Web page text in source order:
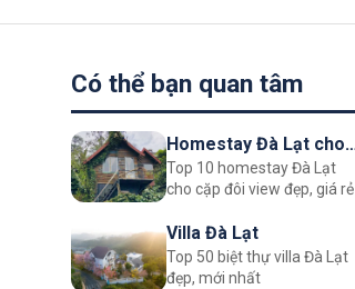
Có thể bạn quan tâm
Homestay Đà Lạt cho
cặp đôi
Top 10 homestay Đà Lạt
cho cặp đôi view đẹp, giá rẻ
Villa Đà Lạt
Top 50 biệt thự villa Đà Lạt
đẹp, mới nhất